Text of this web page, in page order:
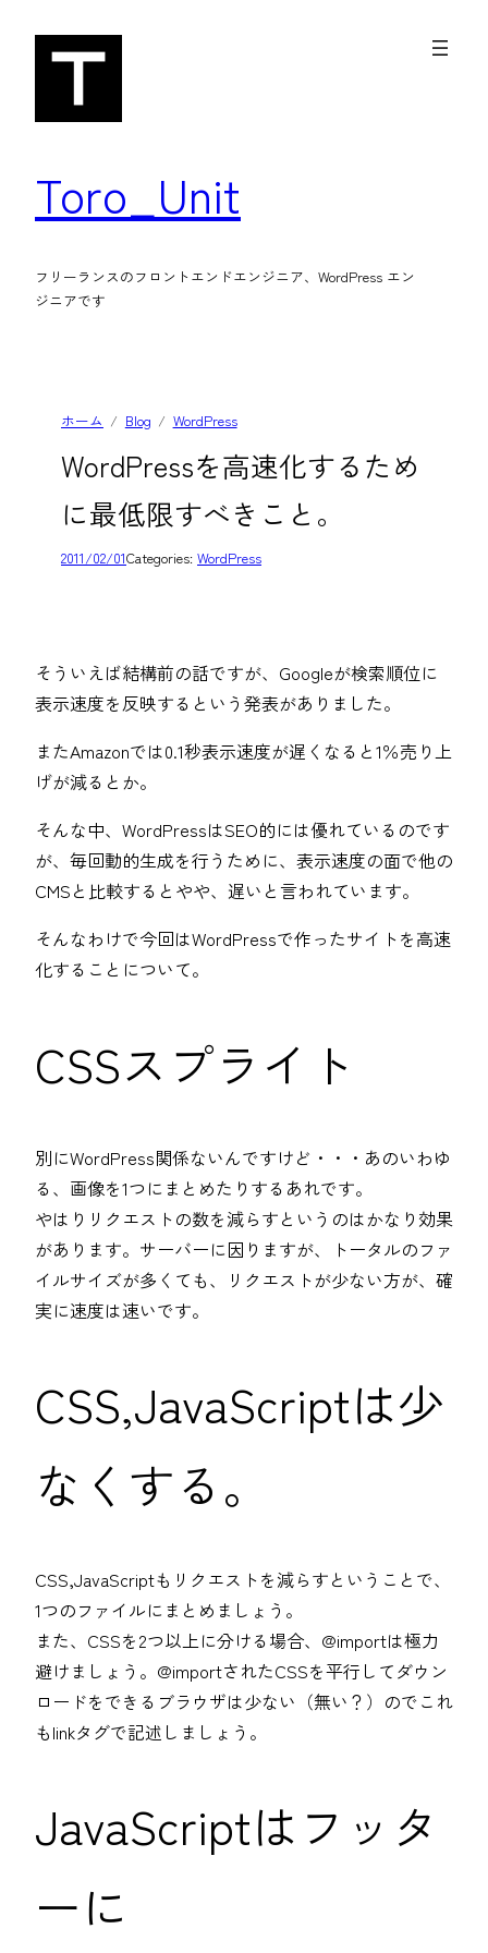
Toro_Unit
フリーランスのフロントエンドエンジニア、WordPress エン
ジニアです
ホーム Blog WordPress
WordPressを高速化するため
に最低限すべきこと。
2011/02/01Categories: WordPress
そういえば結構前の話ですが、Googleが検索順位に
表示速度を反映するという発表がありました。
またAmazonでは0.1秒表示速度が遅くなると1％売り上
げが減るとか。
そんな中、WordPressはSEO的には優れているのです
が、毎回動的生成を行うために、表示速度の面で他の
CMSと比較するとやや、遅いと言われています。
そんなわけで今回はWordPressで作ったサイトを高速
化することについて。
CSSスプライト
別にWordPress関係ないんですけど・・・あのいわゆ
る、画像を1つにまとめたりするあれです。
やはりリクエストの数を減らすというのはかなり効果
があります。サーバーに因りますが、トータルのファ
イルサイズが多くても、リクエストが少ない方が、確
実に速度は速いです。
CSS,JavaScriptは少
なくする。
CSS,JavaScriptもリクエストを減らすということで、
1つのファイルにまとめましょう。
また、CSSを2つ以上に分ける場合、@importは極力
避けましょう。@importされたCSSを平行してダウン
ロードをできるブラウザは少ない（無い？）のでこれ
もlinkタグで記述しましょう。
JavaScriptはフッタ
ーに